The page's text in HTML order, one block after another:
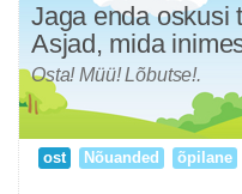
Jaga enda oskusi
Asjad, mida
Osta! Müü! Lõbutse!.
ost Nõuanded õpilane